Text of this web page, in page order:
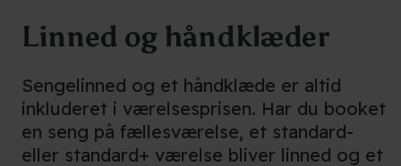
Linned og håndklæder
Sengelinned og et håndklæde er altid
inkluderet i værelsesprisen. Har du booket
en seng på fællesværelse, et standard-
eller standard+ værelse bliver linned og et